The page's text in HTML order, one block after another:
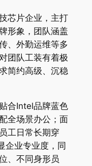
芯片企业，主打
形象，团队涵盖
、外勤运维等多
团队工装有着极
简约高级、沉稳
合Intel品牌蓝色
全场景办公；面
工日常长期穿
企业专业度，同
、不同身形员